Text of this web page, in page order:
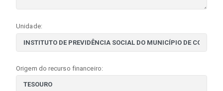
Unidade:
Origem do recurso financeiro: